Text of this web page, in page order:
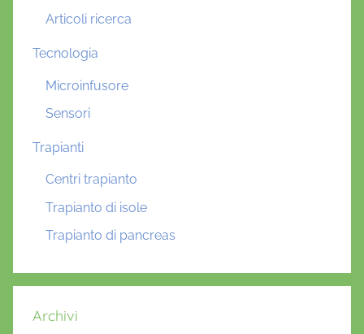
Articoli ricerca
Tecnologia
Microinfusore
Sensori
Trapianti
Centri trapianto
Trapianto di isole
Trapianto di pancreas
Archivi